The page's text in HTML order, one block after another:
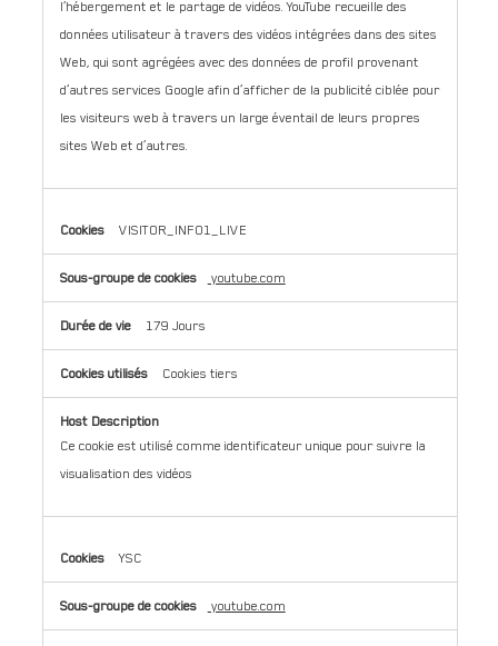
l’hébergement et le partage de vidéos. YouTube recueille des
données utilisateur à travers des vidéos intégrées dans des sites
Web, qui sont agrégées avec des données de profil provenant
d’autres services Google afin d’afficher de la publicité ciblée pour
les visiteurs web à travers un large éventail de leurs propres
sites Web et d’autres.
VISITOR_INFO1_LIVE
youtube.com
179 Jours
Cookies tiers
Ce cookie est utilisé comme identificateur unique pour suivre la
visualisation des vidéos
YSC
youtube.com